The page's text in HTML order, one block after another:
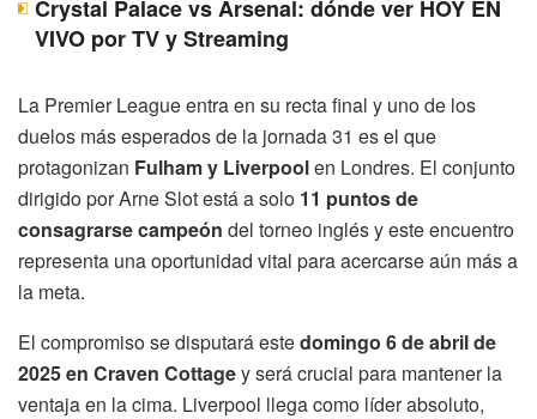
Crystal Palace vs Arsenal: dónde ver HOY EN
VIVO por TV y Streaming
La Premier League entra en su recta final y uno de los
duelos más esperados de la jornada 31 es el que
protagonizan Fulham y Liverpoolen Londres. El conjunto
dirigido por Arne Slot está a solo 11 puntos de
consagrarse campeón del torneo inglés y este encuentro
representa una oportunidad vital para acercarse aún más a
la meta.
El compromiso se disputará estedomingo 6 de abril de
2025 en Craven Cottagey será crucial para mantener la
ventaja en la cima. Liverpool llega como líder absoluto,